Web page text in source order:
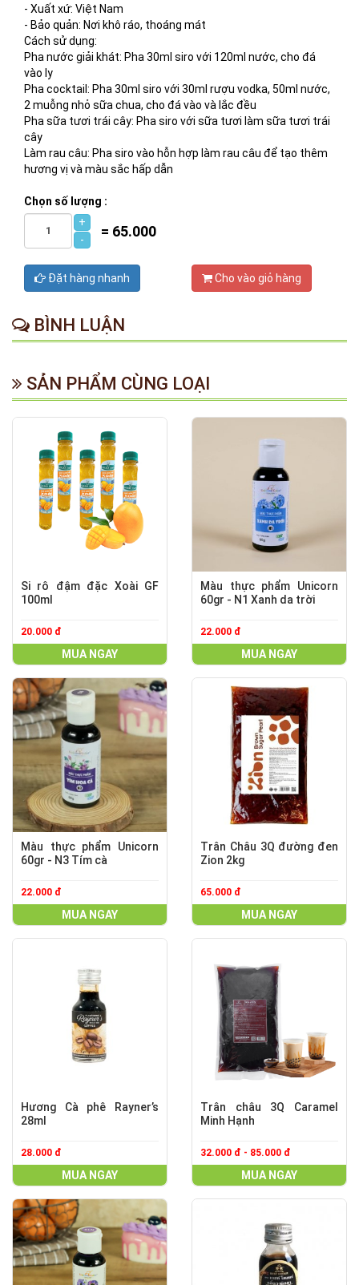
- Xuất xứ: Việt Nam
- Bảo quản: Nơi khô ráo, thoáng mát
Cách sử dụng:
Pha nước giải khát: Pha 30ml siro với 120ml nước, cho đá
vào ly
Pha cocktail: Pha 30ml siro với 30ml rượu vodka, 50ml nước,
2 muỗng nhỏ sữa chua, cho đá vào và lắc đều
Pha sữa tươi trái cây: Pha siro với sữa tươi làm sữa tươi trái
cây
Làm rau câu: Pha siro vào hỗn hợp làm rau câu để tạo thêm
hương vị và màu sắc hấp dẫn
Chọn số lượng :
+
-
= 65.000
Đặt hàng nhanh Cho vào giỏ hàng
BÌNH LUẬN
SẢN PHẨM CÙNG LOẠI
Si rô đậm đặc Xoài GF
100ml
20.000 đ
MUA NGAY
Màu thực phẩm Unicorn
60gr - N1 Xanh da trời
22.000 đ
MUA NGAY
Màu thực phẩm Unicorn
60gr - N3 Tím cà
22.000 đ
MUA NGAY
Trân Châu 3Q đường đen
Zion 2kg
65.000 đ
MUA NGAY
Hương Cà phê Rayner’s
28ml
28.000 đ
MUA NGAY
Trân châu 3Q Caramel
Minh Hạnh
32.000 đ - 85.000 đ
MUA NGAY